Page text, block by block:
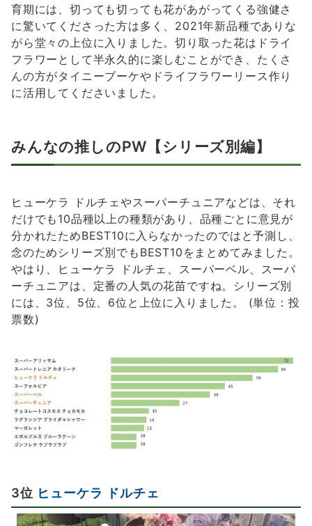
育期には、切っても切っても花があがってくる強健さ
に驚いてくださった方は多く、2021年新品種でありな
がら堂々の上位に入りました。切り取った花はドライ
フラワーとして半永久的に楽しむことができ、たくさ
んの方がタイニーブーケやドライフラワーリース作り
に活用してくださいました。
みんなの推しのPW【シリーズ別編】
ヒューケラ ドルチェやスーパーチュニアなどは、それ
だけでも10品種以上の種類があり、品種ごとに意見が
分かれたためBEST10に入らなかったのではと予測し、
念のためシリーズ別でもBEST10をまとめてみました。
やはり、ヒューケラ ドルチェ、スーパーベル、スーパ
ーチュニアは、定番の人気の花苗ですね。シリーズ別
には、3位、5位、6位と上位に入りました。 (単位：投
票数)
3位 ヒューケラ ドルチェ